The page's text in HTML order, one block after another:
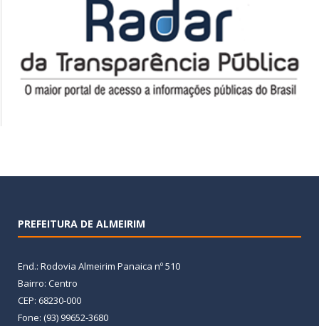
PREFEITURA DE ALMEIRIM
End.: Rodovia Almeirim Panaica nº 510
Bairro: Centro
CEP: 68230-000
Fone: (93) 99652-3680